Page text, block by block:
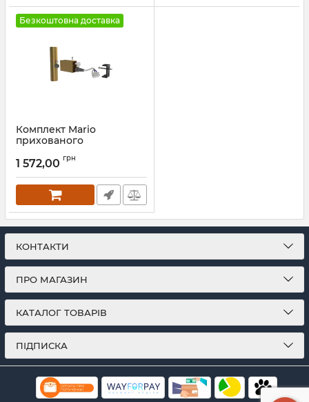
Безкоштовна доставка
Комплект Mario
прихованого
трубу) золото сатин
Артикул:3.0.0900.0.P-GS
1 572,00 грн
КОНТАКТИ
ПРО МАГАЗИН
КАТАЛОГ ТОВАРІВ
ПІДПИСКА